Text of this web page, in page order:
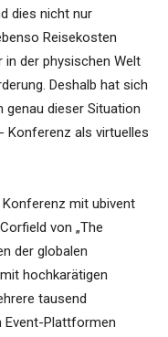
dies nicht nur
Reisekosten
der physischen Welt
Deshalb hat sich
genau dieser Situation
Konferenz als virtuelles
Konferenz mit ubivent
von „The
der globalen
hochkarätigen
tausend
Event-Plattformen